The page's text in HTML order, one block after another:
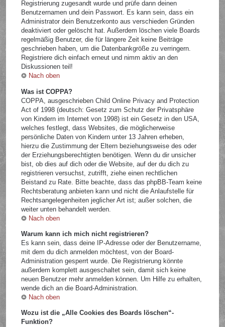
Registrierung zugesandt wurde und prüfe dann deinen
Benutzernamen und dein Passwort. Es kann sein, dass ein
Administrator dein Benutzerkonto aus verschieden Gründen
deaktiviert oder gelöscht hat. Außerdem löschen viele Boards
regelmäßig Benutzer, die für längere Zeit keine Beiträge
geschrieben haben, um die Datenbankgröße zu verringern.
Registriere dich einfach erneut und nimm aktiv an den
Diskussionen teil!
Nach oben
Was ist COPPA?
COPPA, ausgeschrieben Child Online Privacy and Protection
Act of 1998 (deutsch: Gesetz zum Schutz der Privatsphäre
von Kindern im Internet von 1998) ist ein Gesetz in den USA,
welches festlegt, dass Websites, die möglicherweise
persönliche Daten von Kindern unter 13 Jahren erheben,
hierzu die Zustimmung der Eltern beziehungsweise des oder
der Erziehungsberechtigten benötigen. Wenn du dir unsicher
bist, ob dies auf dich oder die Website, auf der du dich zu
registrieren versuchst, zutrifft, ziehe einen rechtlichen
Beistand zu Rate. Bitte beachte, dass das phpBB-Team keine
Rechtsberatung anbieten kann und nicht die Anlaufstelle für
Rechtsangelegenheiten jeglicher Art ist; außer solchen, die
weiter unten behandelt werden.
Nach oben
Warum kann ich mich nicht registrieren?
Es kann sein, dass deine IP-Adresse oder der Benutzername,
mit dem du dich anmelden möchtest, von der Board-
Administration gesperrt wurde. Die Registrierung könnte
außerdem komplett ausgeschaltet sein, damit sich keine
neuen Benutzer mehr anmelden können. Um Hilfe zu erhalten,
wende dich an die Board-Administration.
Nach oben
Wozu ist die „Alle Cookies des Boards löschen“-
Funktion?